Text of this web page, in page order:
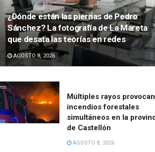
¿Dónde están las piernas de Pedro
Sánchez? La fotografía de La Mareta
que desata las teorías en redes
AGOSTO 8, 2026
Múltiples rayos
incendios forestales
simultáneos en la
de Castellón
AGOSTO 8, 2026